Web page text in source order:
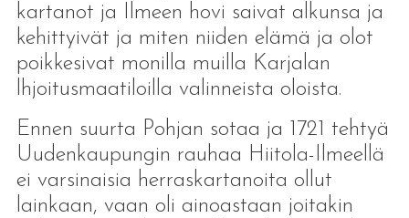
kartanot ja Ilmeen hovi saivat alkunsa ja
kehittyivät ja miten niiden elämä ja olot
poikkesivat monilla muilla Karjalan
lhjoitusmaatiloilla valinneista oloista.
Ennen suurta Pohjan sotaa ja 1721 tehtyä
Uudenkaupungin rauhaa Hiitola-Ilmeellä
ei varsinaisia herraskartanoita ollut
lainkaan, vaan oli ainoastaan joitakin